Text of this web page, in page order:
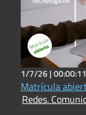
1/7/26 |00:00:11
Matrícula
Redes.